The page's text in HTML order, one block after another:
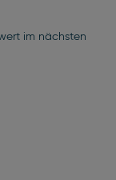
im nächsten